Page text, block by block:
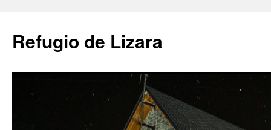
contenido
Refugio de Lizara